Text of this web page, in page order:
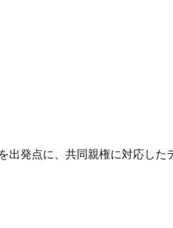
発点に、共同親権に対応し